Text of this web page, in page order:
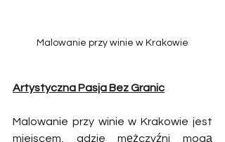
Malowanie przy winie w Krakowie
Artystyczna Pasja Bez Granic
Malowanie przy winie w Krakowie jest
miejscem, gdzie mężczyźni mogą